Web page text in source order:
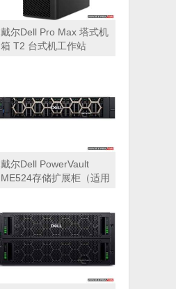
戴尔Dell Pro Max 塔式机
箱 T2 台式机工作站
戴尔Dell PowerVault
ME524存储扩展柜（适用